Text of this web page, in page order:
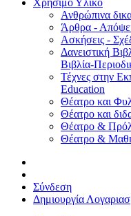
Χρήσιμο Υλικό
Ανθρώπινα
Άρθρα -
Ασκήσεις -
Δανειστική
Βιβλία-
Τέχνες στην
Education
Θέατρο και
Θέατρο και
Θέατρο &
Θέατρο &
Σύνδεση
Δημιουργία